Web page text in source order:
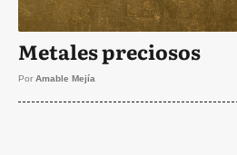
Metales preciosos
Por Amable Mejía